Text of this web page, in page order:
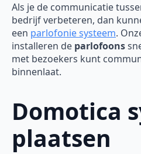
Als je de communicatie
bedrijf verbeteren, dan
een parlofonie systeem.
installeren de parlofoons
met bezoekers kunt
binnenlaat.
Domotica
plaatsen